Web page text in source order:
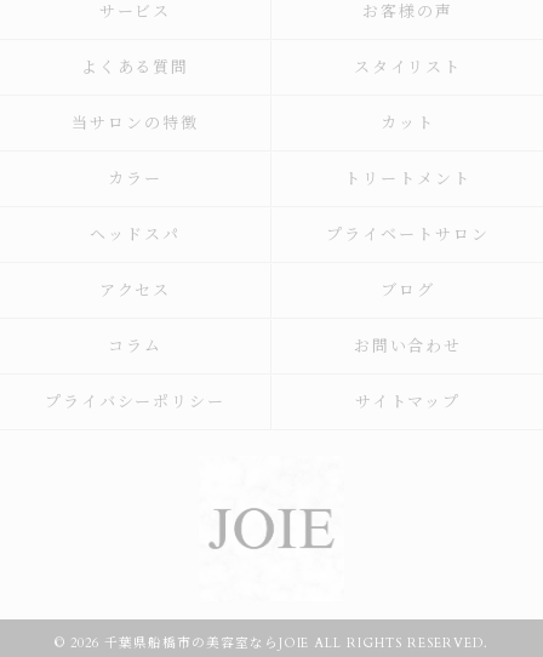
サービス お客様の声
よくある質問 スタイリスト
当サロンの特徴 カット
カラー トリートメント
ヘッドスパ プライベートサロン
アクセス ブログ
コラム お問い合わせ
プライバシーポリシー サイトマップ
© 2026 千葉県船橋市の美容室ならJOIE ALL RIGHTS RESERVED.